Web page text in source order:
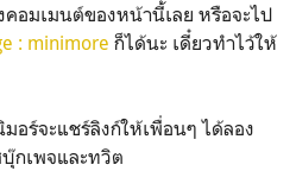
อมเมนต์ของหน้านี้เลย หรือจะไป
: minimore ก็ได้นะ เดี๋ยวทำไว้ให้
อร์จะแชร์ลิงก์ให้เพื่อนๆ ได้ลอง
กเพจและทวิต